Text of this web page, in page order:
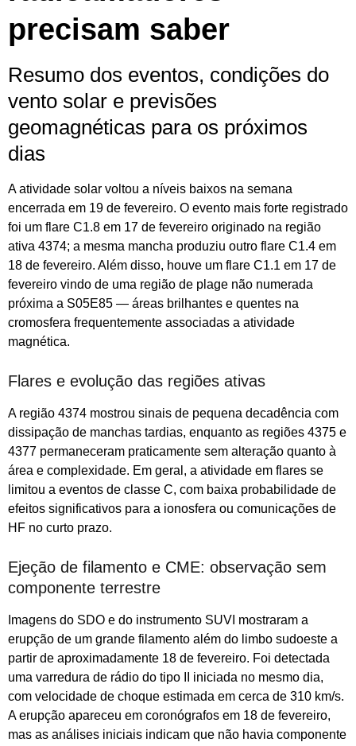
precisam saber
Resumo dos eventos, condições do
vento solar e previsões
geomagnéticas para os próximos
dias
A atividade solar voltou a níveis baixos na semana
encerrada em 19 de fevereiro. O evento mais forte registrado
foi um flare C1.8 em 17 de fevereiro originado na região
ativa 4374; a mesma mancha produziu outro flare C1.4 em
18 de fevereiro. Além disso, houve um flare C1.1 em 17 de
fevereiro vindo de uma região de plage não numerada
próxima a S05E85 — áreas brilhantes e quentes na
cromosfera frequentemente associadas a atividade
magnética.
Flares e evolução das regiões ativas
A região 4374 mostrou sinais de pequena decadência com
dissipação de manchas tardias, enquanto as regiões 4375 e
4377 permaneceram praticamente sem alteração quanto à
área e complexidade. Em geral, a atividade em flares se
limitou a eventos de classe C, com baixa probabilidade de
efeitos significativos para a ionosfera ou comunicações de
HF no curto prazo.
Ejeção de filamento e CME: observação sem
componente terrestre
Imagens do SDO e do instrumento SUVI mostraram a
erupção de um grande filamento além do limbo sudoeste a
partir de aproximadamente 18 de fevereiro. Foi detectada
uma varredura de rádio do tipo II iniciada no mesmo dia,
com velocidade de choque estimada em cerca de 310 km/s.
A erupção apareceu em coronógrafos em 18 de fevereiro,
mas as análises iniciais indicam que não havia componente